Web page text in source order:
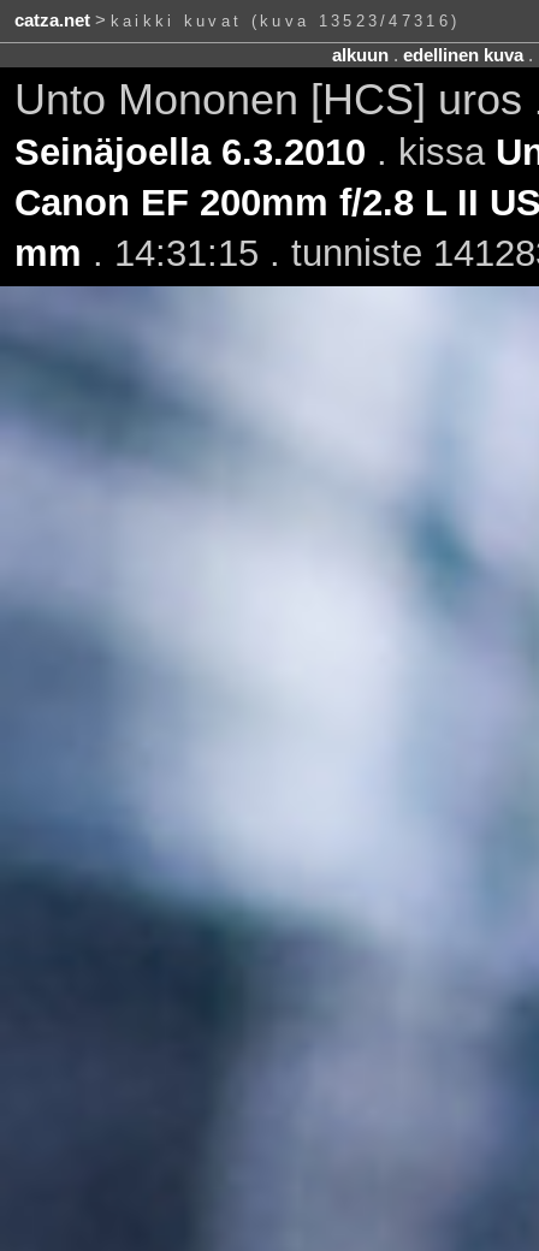
catza.net> kaikki kuvat (kuva 13523/47316)
alkuun. edellinen kuva.
Unto Mononen [HCS] uros
Seinäjoella 6.3.2010 . kissa
Canon EF 200mm f/2.8 L II
mm . 14:31:15 . tunniste